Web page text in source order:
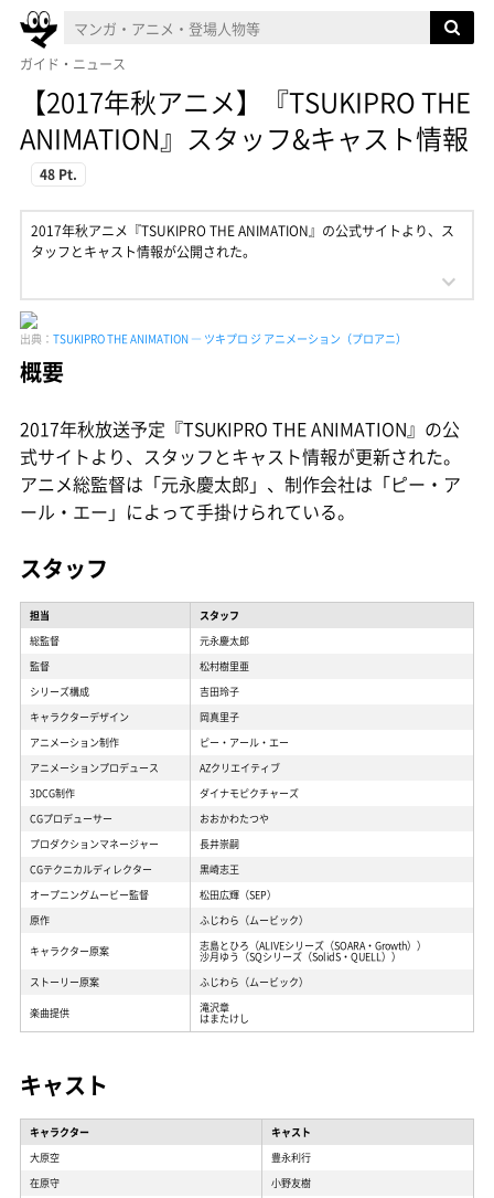
ガイド・ニュース
【2017年秋アニメ】『TSUKIPRO THE
ANIMATION』スタッフ&キャスト情報
48 Pt.
2017年秋アニメ『TSUKIPRO THE ANIMATION』の公式サイトより、ス
タッフとキャスト情報が公開された。
出典： TSUKIPRO THE ANIMATION ― ツキプロ ジ アニメーション（プロアニ）
概要
2017年秋放送予定『TSUKIPRO THE ANIMATION』の公
式サイトより、スタッフとキャスト情報が更新された。
アニメ総監督は「元永慶太郎」、制作会社は「ピー・ア
ール・エー」によって手掛けられている。
スタッフ
担当
スタッフ
総監督
元永慶太郎
監督
松村樹里亜
シリーズ構成
吉田玲子
キャラクターデザイン
岡真里子
アニメーション制作
ピー・アール・エー
アニメーションプロデュース
AZクリエイティブ
3DCG制作
ダイナモピクチャーズ
CGプロデューサー
おおかわたつや
プロダクションマネージャー
長井崇嗣
CGテクニカルディレクター
黒崎志王
オープニングムービー監督
松田広輝（SEP）
原作
ふじわら（ムービック）
キャラクター原案 志島とひろ（ALIVEシリーズ（SOARA・Growth））
沙月ゆう（SQシリーズ（SolidS・QUELL））
ストーリー原案
ふじわら（ムービック）
楽曲提供 滝沢章
はまたけし
キャスト
キャラクター
キャスト
大原空
豊永利行
在原守
小野友樹